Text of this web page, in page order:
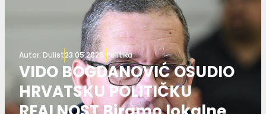
Autor: Dulist23.05.2025.Politika
VIDO BOGDANOVIĆ OSUDIO
HRVATSKU POLITIČKU